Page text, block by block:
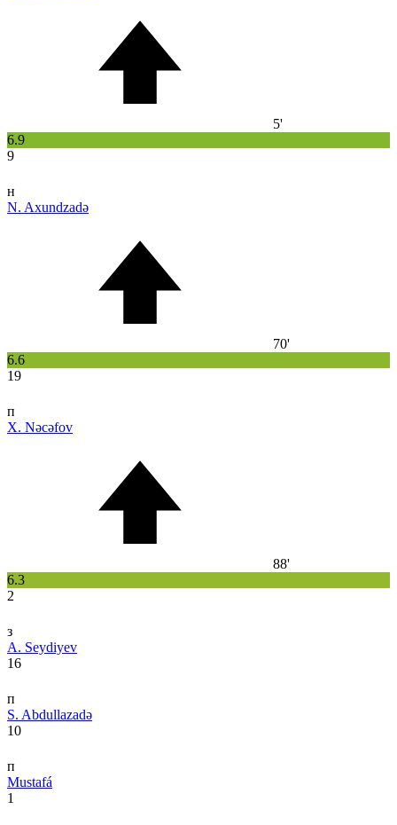
5'
6.9
9
н
N. Axundzadə
70'
6.6
19
п
X. Nəcəfov
88'
6.3
2
з
A. Seydiyev
16
п
S. Abdullazadə
10
п
Mustafá
1